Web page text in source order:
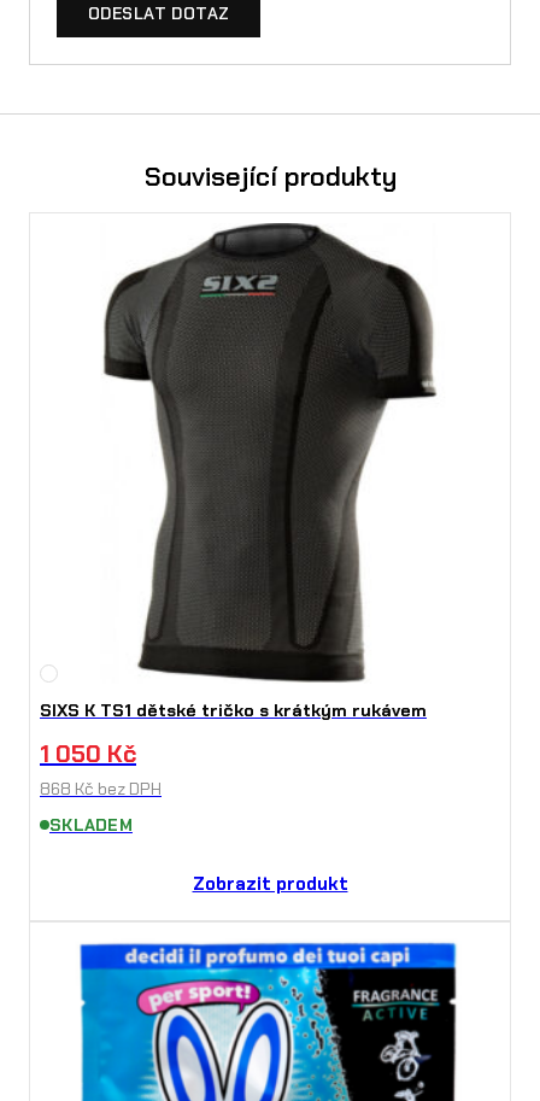
ODESLAT DOTAZ
Související produkty
SIXS K TS1 dětské tričko s krátkým rukávem
1 050 Kč
868 Kč bez DPH
SKLADEM
Zobrazit produkt